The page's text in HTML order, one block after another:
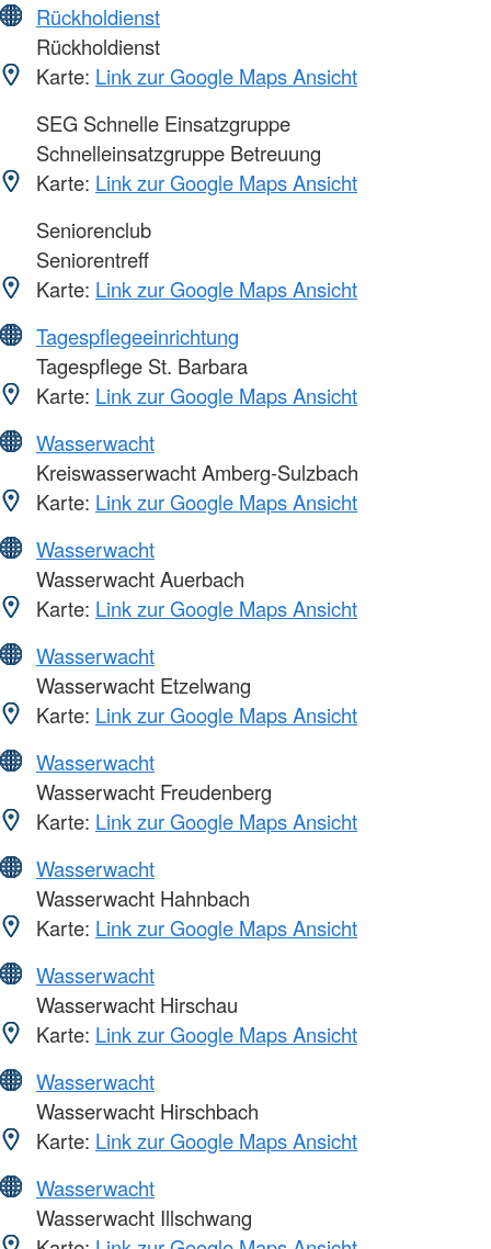
Rückholdienst
Rückholdienst
Karte: Link zur Google Maps Ansicht
SEG Schnelle Einsatzgruppe
Schnelleinsatzgruppe Betreuung
Karte: Link zur Google Maps Ansicht
Seniorenclub
Seniorentreff
Karte: Link zur Google Maps Ansicht
Tagespflegeeinrichtung
Tagespflege St. Barbara
Karte: Link zur Google Maps Ansicht
Wasserwacht
Kreiswasserwacht Amberg-Sulzbach
Karte: Link zur Google Maps Ansicht
Wasserwacht
Wasserwacht Auerbach
Karte: Link zur Google Maps Ansicht
Wasserwacht
Wasserwacht Etzelwang
Karte: Link zur Google Maps Ansicht
Wasserwacht
Wasserwacht Freudenberg
Karte: Link zur Google Maps Ansicht
Wasserwacht
Wasserwacht Hahnbach
Karte: Link zur Google Maps Ansicht
Wasserwacht
Wasserwacht Hirschau
Karte: Link zur Google Maps Ansicht
Wasserwacht
Wasserwacht Hirschbach
Karte: Link zur Google Maps Ansicht
Wasserwacht
Wasserwacht Illschwang